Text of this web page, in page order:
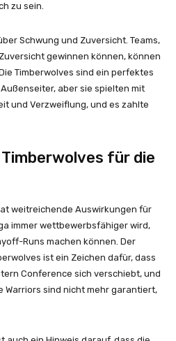
zu sein.
Schwung und Zuversicht. Teams,
gewinnen können, können
Timberwolves sind ein perfektes
aber sie spielten mit
und Verzweiflung, und es zahlte
Timberwolves für die
weitreichende Auswirkungen für
immer wettbewerbsfähiger wird,
Runs machen können. Der
ist ein Zeichen dafür, dass
Conference sich verschiebt, und
Warriors sind nicht mehr garantiert,